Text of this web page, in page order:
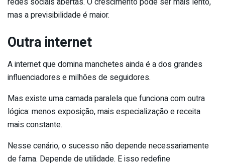
mas a previsibilidade é maior.
Outra internet
A internet que domina manchetes ainda é a dos grandes
influenciadores e milhões de seguidores.
Mas existe uma camada paralela que funciona com outra
lógica: menos exposição, mais especialização e receita
mais constante.
Nesse cenário, o sucesso não depende necessariamente
de fama. Depende de utilidade. E isso redefine